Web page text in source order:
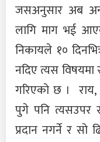
जसअनुसार अब
लागि माग भई
निकायले १०
नदिए त्यस विषयमा
गरिएको छ । राय,
पुगे पनि त्यसउपर
प्रदान नगर्ने र सो